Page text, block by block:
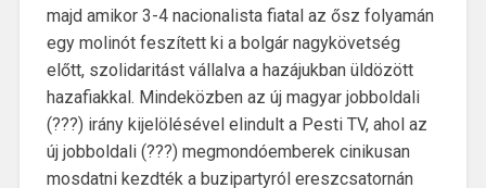
majd amikor 3-4 nacionalista fiatal az ősz folyamán
egy molinót feszített ki a bolgár nagykövetség
előtt, szolidaritást vállalva a hazájukban üldözött
hazafiakkal. Mindeközben az új magyar jobboldali
(???) irány kijelölésével elindult a Pesti TV, ahol az
új jobboldali (???) megmondóemberek cinikusan
mosdatni kezdték a buzipartyról ereszcsatornán